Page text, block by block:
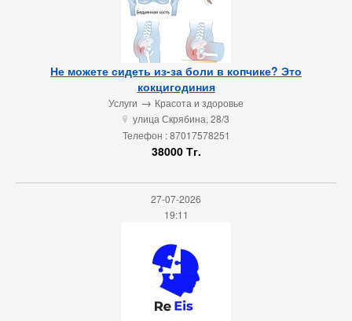
Не можете сидеть из-за боли в копчике? Это
кокцигодиния
Услуги → Красота и здоровье
u улица Скрябина, 28/3
Телефон : 87017578251
38000 Тг.
27-07-2026
19:11